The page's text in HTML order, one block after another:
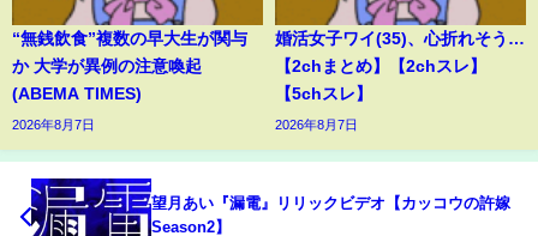
“無銭飲食”複数の早大生が関与
か 大学が異例の注意喚起
(ABEMA TIMES)
2026年8月7日
婚活女子ワイ(35)、心折れそう…
【2chまとめ】【2chスレ】
【5chスレ】
2026年8月7日
望月あい『漏電』リリックビデオ【カッコウの許嫁
Season2】